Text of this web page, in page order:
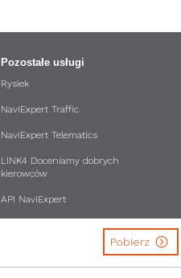
Pobierz
Pozostałe usługi
Rysiek
NaviExpert Traffic
NaviExpert Telematics
LINK4 Doceniamy dobrych
kierowców
API NaviExpert